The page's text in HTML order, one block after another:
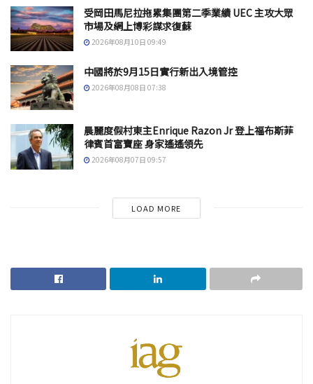
受岡田馬尼拉拖累集團第二季業績 UEC 主攻大眾
市場及網上博彩謀求復蘇
2026年08月10日 09:49
中國將於9月15日實行新出入境管控
2026年08月08日 07:38
晨麗度假村東主Enrique Razon Jr 登上福布斯菲
律賓首富寶座 身家遙遙領先
2026年08月07日 09:57
LOAD MORE